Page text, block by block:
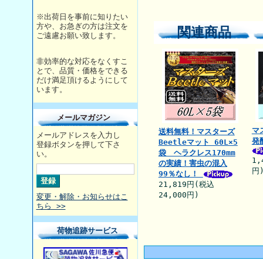
※出荷日を事前に知りたい
方や、お急ぎの方は注文を
ご遠慮お願い致します。
非効率的な対応をなくすこ
とで、品質・価格をできる
だけ満足頂けるようにして
います。
メールマガジン
メールアドレスを入力し
登録ボタンを押して下さ
い。
変更・解除・お知らせはこ
ちら >>
荷物追跡サービス
関連商品
送料無料！マスターズ
Beetleマット 60L×5
袋 ヘラクレス170mm
の実績！害虫の混入
99％なし！
21,819円(税込
24,000円)
マ
発
円